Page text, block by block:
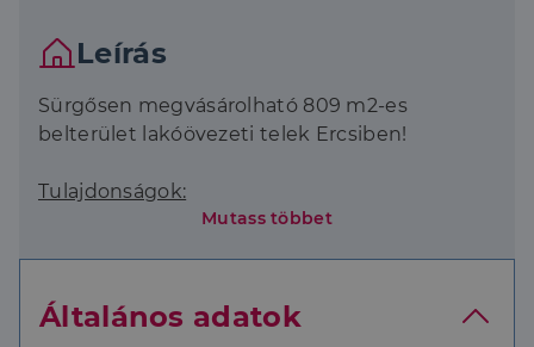
Leírás
Sürgősen megvásárolható 809 m2-es
belterület lakóövezeti telek Ercsiben!
Tulajdonságok:
Belterület, lakóövezet
Mutass többet
Általános adatok